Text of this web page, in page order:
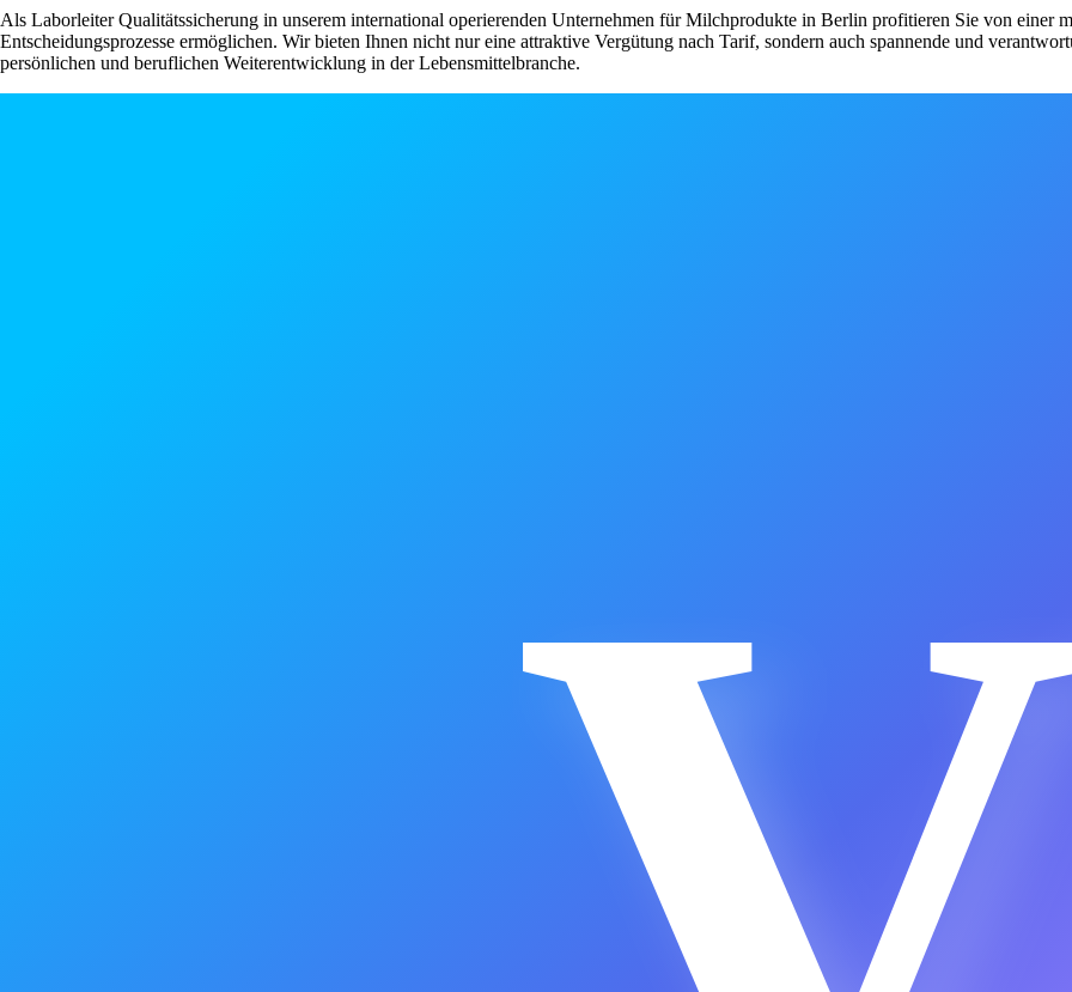
Als Laborleiter Qualitätssicherung in unserem international operierenden Unternehmen für Milchprodukte in Berlin profitieren Sie von einer
Entscheidungsprozesse ermöglichen. Wir bieten Ihnen nicht nur eine attraktive Vergütung nach Tarif, sondern auch spannende und
persönlichen und beruflichen Weiterentwicklung in der Lebensmittelbranche.